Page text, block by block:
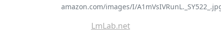
amazon.com/images/I/
LmLab.net